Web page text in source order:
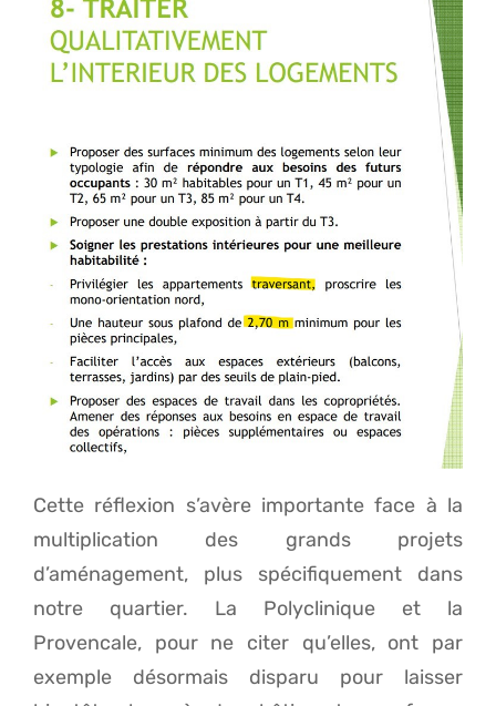
Cette réflexion s’avère importante face à la
multiplication des grands projets
d’aménagement, plus spécifiquement dans
notre quartier. La Polyclinique et la
Provencale, pour ne citer qu’elles, ont par
exemple désormais disparu pour laisser